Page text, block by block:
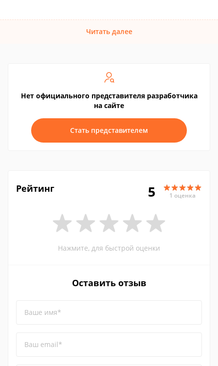
Читать далее
Нет официального представителя разработчика
на сайте
Стать представителем
Рейтинг 5 1 оценка
Нажмите, для быстрой оценки
Оставить отзыв
Ваше имя*
Ваш email*